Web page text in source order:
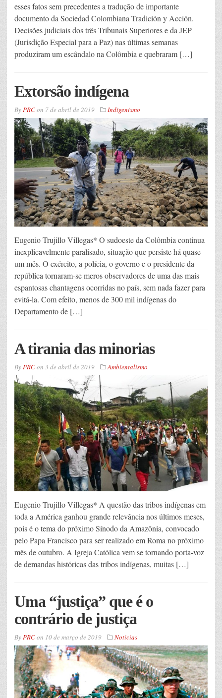
esses fatos sem precedentes a tradução de importante
documento da Sociedad Colombiana Tradición y Acción.
Decisões judiciais dos três Tribunais Superiores e da JEP
(Jurisdição Especial para a Paz) nas últimas semanas
produziram um escândalo na Colômbia e quebraram […]
Extorsão indígena
ByPRCon 7 de abril de 2019 Indigenismo
Eugenio Trujillo Villegas* O sudoeste da Colômbia continua
inexplicavelmente paralisado, situação que persiste há quase
um mês. O exército, a polícia, o governo e o presidente da
república tornaram-se meros observadores de uma das mais
espantosas chantagens ocorridas no país, sem nada fazer para
evitá-la. Com efeito, menos de 300 mil indígenas do
Departamento de […]
A tirania das minorias
By PRCon 3 de abril de 2019 Ambientalismo
Eugenio Trujillo Villegas* A questão das tribos indígenas em
toda a América ganhou grande relevância nos últimos meses,
pois é o tema do próximo Sínodo da Amazônia, convocado
pelo Papa Francisco para ser realizado em Roma no próximo
mês de outubro. A Igreja Católica vem se tornando porta-voz
de demandas históricas das tribos indígenas, muitas […]
Uma “justiça” que é o
contrário de justiça
ByPRCon 10 de março de 2019 Noticias